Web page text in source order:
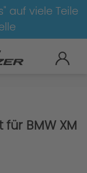
auf viele Teile
BMW XM